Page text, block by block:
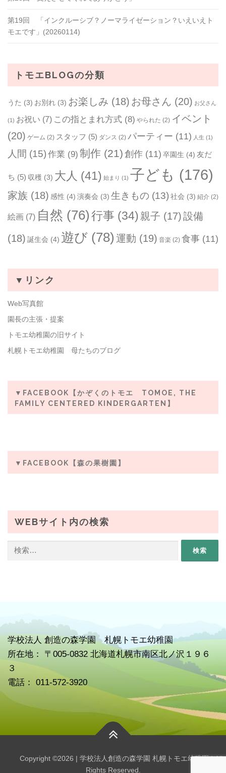
第19回 「インクルーシブ？ノーマライゼーション？いえいえト
モエです」(20260114)
トモエBLOGの分類
うた (3) お別れ (3) お楽しみ (18) お母さん (20) お父さん
(1) お祝い (7) この指とまれ方式 (8) やられた (2) イベント
(20) ゲーム (2) スタッフ (5) ダンス (2) パーティー (11) 人生 (1)
人間 (15) 作業 (9) 制作 (21) 創作 (11) 卒園生 (4) 友だ
ち (5) 収穫 (3) 大人 (41) 始まり (1) 子ども (176)
家族 (18) 感性 (4) 演奏会 (3) 生きもの (13) 社会 (3) 紹介 (2)
絵画 (7) 自然 (76) 行事 (34) 親子 (17)設備
(18) 誕生会 (4) 遊び (78) 運動 (19) 音楽 (2) 食事 (11)
▼リンク
Web写真館
園長の主張・提案
トモエ幼稚園の旧サイト
札幌トモエ幼稚園 母たちのブログ
▼FACEBOOK【かぞくのトモエ TOMOE, THE
FAMILY CENTERED KINDERGARTEN】
▼FACEBOOK【森の果樹園】
WEBサイト内の検索
学校法人 創造の森学園 札幌トモエ幼稚園
所在地： 〒005-0832 北海道札幌市南区北ノ沢１９６
３
電話： 011-572-3920
Copyright ©2026 | 学校法人創造の森学園 札幌トモエ幼稚園 | All
Rights Reserved.